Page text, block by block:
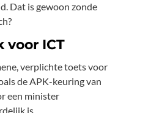
Dat is gewoon zonde
voor ICT
verplichte toets voor
de APK-keuring van
een minister
is.